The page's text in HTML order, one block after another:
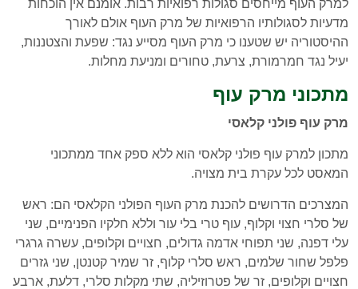
למרק העוף מייחסים סגולות רפואיות רבות. אומנם אין הוכחות
מדעיות לסגולותיו הרפואיות של מרק העוף אולם לאורך
ההיסטוריה יש שטענו כי מרק העוף מסייע נגד: שפעת והצטננות,
יעיל נגד חמרמורת, צרעת, טחורים ומניעת מחלות.
מתכוני מרק עוף
מרק עוף פולני קלאסי
מתכון למרק עוף פולני קלאסי הוא ללא ספק אחד ממתכוני
המאסט לכל עקרת בית מצויה.
המצרכים הדרושים להכנת מרק העוף הפולני הקלאסי הם: ראש
של סלרי חצוי וקלוף, עוף טרי בלי עור וללא חלקיו הפנימיים, שני
עלי דפנה, שני תפוחי אדמה גדולים, חצויים וקלופים, עשרה גרגרי
פלפל שחור שלמים, ראש סלרי קלוף, זר שמיר קטנטן, שני גזרים
חצויים וקלופים, זר של פטרוזיליה, שתי מקלות סלרי, דלעת, ארבע